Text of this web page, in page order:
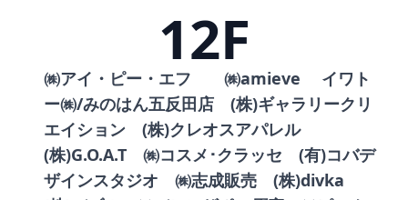
12F
㈱アイ・ピー・エフ ㈱amieve イワト
ー㈱/みのはん五反田店 (株)ギャラリークリ
エイション (株)クレオスアパレル
(株)G.O.A.T ㈱コスメ･クラッセ (有)コバデ
ザインスタジオ ㈱志成販売 (株)divka